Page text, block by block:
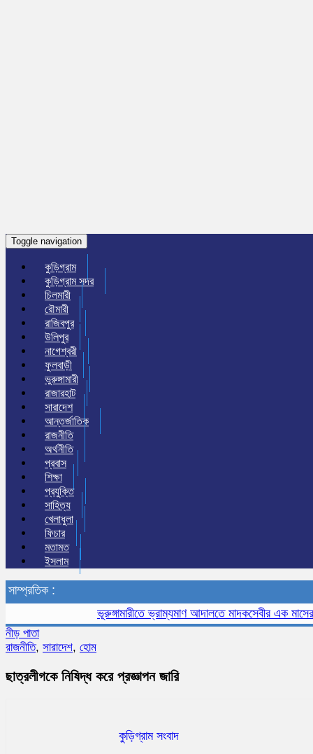
Toggle navigation
কুড়িগ্রাম
কুড়িগ্রাম সদর
চিলমারী
রৌমারী
রাজিবপুর
উলিপুর
নাগেশ্বরী
ফুলবাড়ী
ভুরুঙ্গামারী
রাজারহাট
সারাদেশ
আন্তর্জাতিক
রাজনীতি
অর্থনীতি
প্রবাস
শিক্ষা
প্রযুক্তি
সাহিত্য
খেলাধুলা
ফিচার
মতামত
ইসলাম
সাম্প্রতিক :
ভূরুঙ্গামারীতে ভ্রাম্যমাণ আদালতে মাদকসেবীর এক মাসের
নীড় পাতা
রাজনীতি, সারাদেশ, হোম
ছাত্রলীগকে নিষিদ্ধ করে প্রজ্ঞাপন জারি
কুড়িগ্রাম সংবাদ